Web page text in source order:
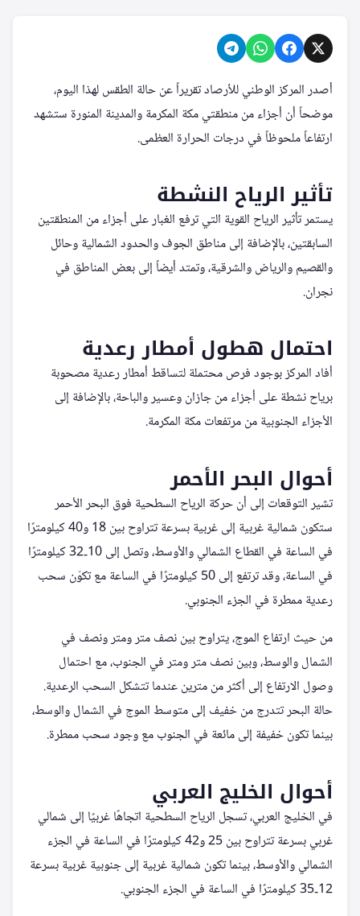
أصدر المركز الوطني للأرصاد تقريراً عن حالة الطقس لهذا اليوم،
موضحاً أن أجزاء من منطقتي مكة المكرمة والمدينة المنورة ستشهد
ارتفاعاً ملحوظاً في درجات الحرارة العظمى.
تأثير الرياح النشطة
يستمر تأثير الرياح القوية التي ترفع الغبار على أجزاء من المنطقتين
السابقتين، بالإضافة إلى مناطق الجوف والحدود الشمالية وحائل
والقصيم والرياض والشرقية، وتمتد أيضاً إلى بعض المناطق في
نجران.
احتمال هطول أمطار رعدية
أفاد المركز بوجود فرص محتملة لتساقط أمطار رعدية مصحوبة
برياح نشطة على أجزاء من جازان وعسير والباحة، بالإضافة إلى
الأجزاء الجنوبية من مرتفعات مكة المكرمة.
أحوال البحر الأحمر
تشير التوقعات إلى أن حركة الرياح السطحية فوق البحر الأحمر
ستكون شمالية غربية إلى غربية بسرعة تتراوح بين 18 و40 كيلومترًا
في الساعة في القطاع الشمالي والأوسط، وتصل إلى 10‑32 كيلومترًا
في الساعة، وقد ترتفع إلى 50 كيلومترًا في الساعة مع تكوّن سحب
رعدية ممطرة في الجزء الجنوبي.
من حيث ارتفاع الموج، يتراوح بين نصف متر ومتر ونصف في
الشمال والوسط، وبين نصف متر ومتر في الجنوب، مع احتمال
وصول الارتفاع إلى أكثر من مترين عندما تتشكل السحب الرعدية.
حالة البحر تتدرج من خفيف إلى متوسط الموج في الشمال والوسط،
بينما تكون خفيفة إلى مائعة في الجنوب مع وجود سحب ممطرة.
أحوال الخليج العربي
في الخليج العربي، تسجل الرياح السطحية اتجاهًا غربيًا إلى شمالي
غربي بسرعة تتراوح بين 25 و42 كيلومترًا في الساعة في الجزء
الشمالي والأوسط، بينما تكون شمالية غربية إلى جنوبية غربية بسرعة
12‑35 كيلومترًا في الساعة في الجزء الجنوبي.